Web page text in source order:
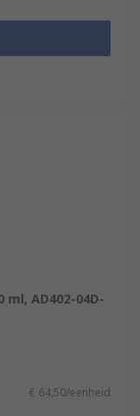
AD402-04D-
€ 64,50/eenheid